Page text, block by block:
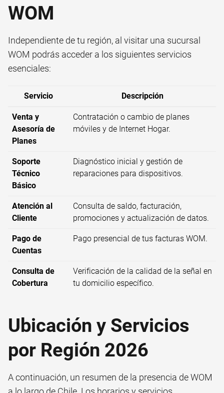
WOM
Independiente de tu región, al visitar una sucursal
WOM podrás acceder a los siguientes servicios
esenciales:
Servicio Descripción
Venta y
Asesoría de
Planes
Contratación o cambio de planes
móviles y de Internet Hogar.
Soporte
Técnico
Básico
Diagnóstico inicial y gestión de
reparaciones para dispositivos.
Atención al
Cliente
Consulta de saldo, facturación,
promociones y actualización de datos.
Pago de
Cuentas
Pago presencial de tus facturas WOM.
Consulta de
Cobertura
Verificación de la calidad de la señal en
tu domicilio específico.
Ubicación y Servicios
por Región 2026
A continuación, un resumen de la presencia de WOM